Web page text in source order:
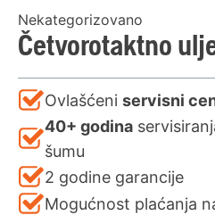
Nekategorizovano
Četvorotaktno
Ovlašćeni servisni
40+ godina
šumu
2 godine garancije
Mogućnost plaćanja